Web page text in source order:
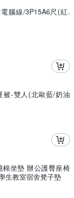
腦線/3P15A6尺(紅.
被-雙人(北歐藍/奶油
棉坐墊 辦公護臀座椅
生教室宿舍凳子墊